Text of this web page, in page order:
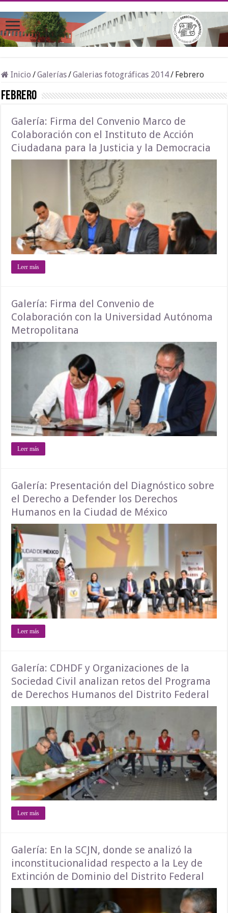
Inicio /Galerías/Galerias fotográficas 2014/ Febrero
Febrero
Galería: Firma del Convenio Marco de
Colaboración con el Instituto de Acción
Ciudadana para la Justicia y la Democracia
Leer más
Galería: Firma del Convenio de
Colaboración con la Universidad Autónoma
Metropolitana
Leer más
Galería: Presentación del Diagnóstico sobre
el Derecho a Defender los Derechos
Humanos en la Ciudad de México
Leer más
Galería: CDHDF y Organizaciones de la
Sociedad Civil analizan retos del Programa
de Derechos Humanos del Distrito Federal
Leer más
Galería: En la SCJN, donde se analizó la
inconstitucionalidad respecto a la Ley de
Extinción de Dominio del Distrito Federal